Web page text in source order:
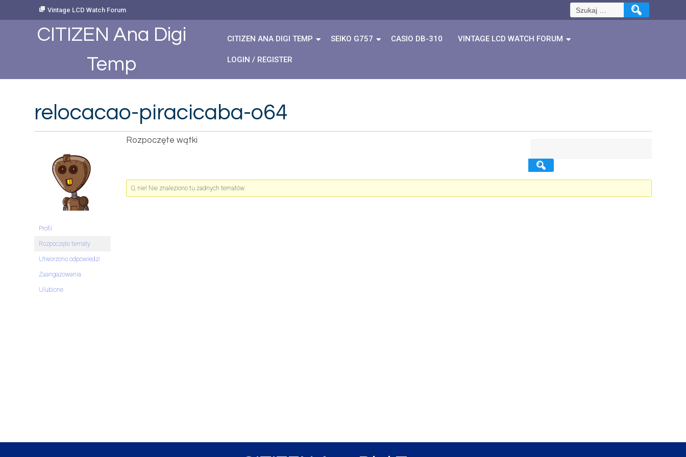
Vintage LCD Watch Forum Szukaj:
CITIZEN Ana Digi
Temp
CITIZEN ANA DIGI TEMP SEIKO G757 CASIO DB-310 VINTAGE LCD WATCH FORUM
LOGIN / REGISTER
relocacao-piracicaba-o64
Profil
Rozpoczęte tematy
Utworzono odpowiedzi
Zaangażowania
Ulubione
Rozpoczęte wątki
O, nie! Nie znaleziono tu żadnych tematów.